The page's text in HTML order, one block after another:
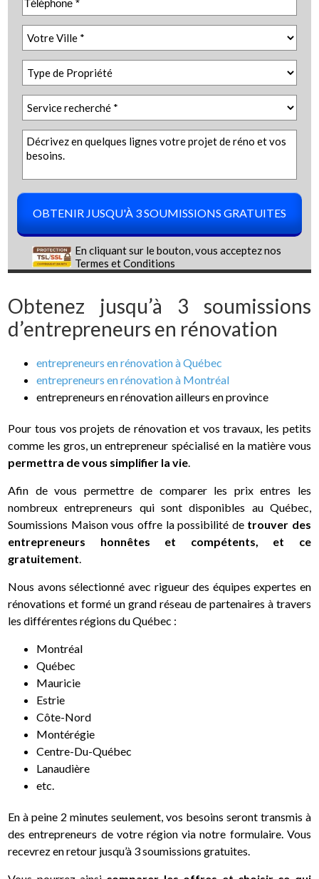
En cliquant sur le bouton, vous acceptez nos
Termes et Conditions
Obtenez jusqu’à 3 soumissions
d’entrepreneurs en rénovation
entrepreneurs en rénovation à Québec
entrepreneurs en rénovation à Montréal
entrepreneurs en rénovation ailleurs en province
Pour tous vos projets de rénovation et vos travaux, les petits
comme les gros, un entrepreneur spécialisé en la matière vous
permettra de vous simplifier la vie.
Afin de vous permettre de comparer les prix entres les
nombreux entrepreneurs qui sont disponibles au Québec,
Soumissions Maison vous offre la possibilité de trouver des
entrepreneurs honnêtes et compétents, et ce
gratuitement.
Nous avons sélectionné avec rigueur des équipes expertes en
rénovations et formé un grand réseau de partenaires à travers
les différentes régions du Québec :
Montréal
Québec
Mauricie
Estrie
Côte-Nord
Montérégie
Centre-Du-Québec
Lanaudière
etc.
En à peine 2 minutes seulement, vos besoins seront transmis à
des entrepreneurs de votre région via notre formulaire. Vous
recevrez en retour jusqu’à 3 soumissions gratuites.